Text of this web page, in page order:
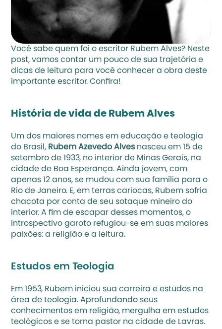
Você sabe quem foi o escritor Rubem Alves? Neste
post, vamos contar um pouco de sua trajetória e
dicas de leitura para você conhecer a obra deste
importante escritor. Confira!
História de vida de Rubem Alves
Um dos maiores nomes em educação e teologia
do Brasil, Rubem Azevedo Alves nasceu em 15 de
setembro de 1933, no interior de Minas Gerais, na
cidade de Boa Esperança. Ainda jovem, com
apenas 12 anos, se mudou com sua família para o
Rio de Janeiro. E, em terras cariocas, Rubem sofria
chacota por conta de seu sotaque mineiro do
interior. A fim de escapar desses momentos, o
introspectivo garoto refugiou-se em suas maiores
paixões: a religião e a leitura.
Estudos em Teologia
Em 1953, Rubem iniciou sua carreira e estudos na
área de teologia. Aprofundando seus
conhecimentos em religião, mergulha em estudos
teológicos e se torna pastor na cidade de Lavras.